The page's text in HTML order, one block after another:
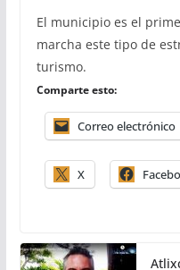
El municipio es el
marcha este tipo de
turismo.
Comparte esto:
Correo electrónico
X